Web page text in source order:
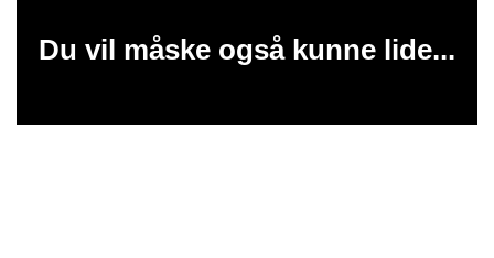
Du vil måske også kunne lide...